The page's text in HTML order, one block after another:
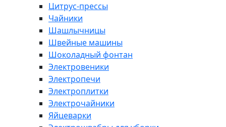
Цитрус-прессы
Чайники
Шашлычницы
Швейные машины
Шоколадный фонтан
Электровеники
Электропечи
Электроплитки
Электрочайники
Яйцеварки